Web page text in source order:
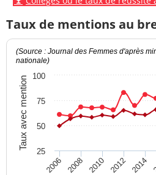
Taux de mentions au
Taux avec mention
(Source : Journal des Femmes d'après
nationale)
2006 2008 2010 2012 2014
25
50
75
100